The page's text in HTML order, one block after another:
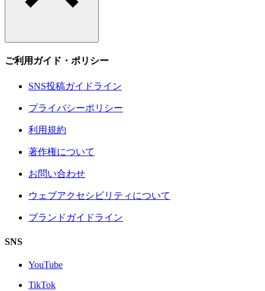
ご利用ガイド・ポリシー
SNS投稿ガイドライン
プライバシーポリシー
利用規約
著作権について
お問い合わせ
ウェブアクセシビリティについて
ブランドガイドライン
SNS
YouTube
TikTok